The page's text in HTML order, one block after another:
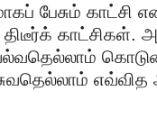
பேசும் காட்சி
காட்சிகள்.